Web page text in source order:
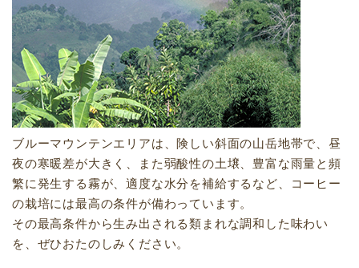
ブルーマウンテンエリアは、険しい斜面の山岳地帯で、昼
夜の寒暖差が大きく、また弱酸性の土壌、豊富な雨量と頻
繁に発生する霧が、適度な水分を補給するなど、コーヒー
の栽培には最高の条件が備わっています。
その最高条件から生み出される類まれな調和した味わい
を、ぜひおたのしみください。